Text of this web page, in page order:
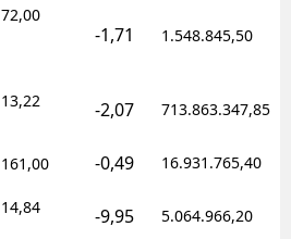
72,00
-1,71 1.548.845,50
13,22 -2,07 713.863.347,85
161,00 -0,49 16.931.765,40
14,84 -9,95 5.064.966,20